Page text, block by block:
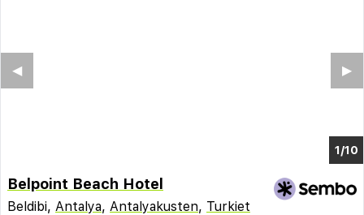
1/4
▶︎
◀︎
Belpoint Beach Hotel
Beldibi, Antalya, Antalyakusten, Turkiet